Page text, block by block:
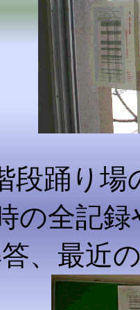
段踊り場
の全記
、最近